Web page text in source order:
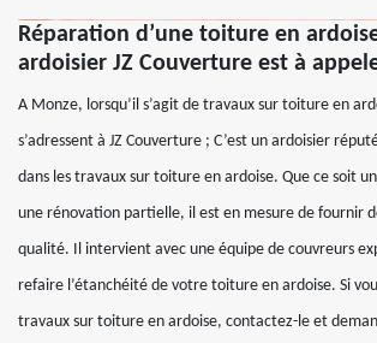
Réparation d’une toiture en
ardoisier JZ Couverture est à
A Monze, lorsqu’il s’agit de travaux sur toiture en
s’adressent à JZ Couverture ; C’est un ardoisier
dans les travaux sur toiture en ardoise. Que ce soit
une rénovation partielle, il est en mesure de fournir
qualité. Il intervient avec une équipe de couvreurs
refaire l’étanchéité de votre toiture en ardoise. Si
travaux sur toiture en ardoise, contactez-le et